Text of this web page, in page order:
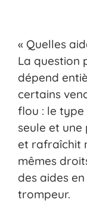
« Quelles
La question
dépend
certains
flou : le type
seule et
et rafraîchit
mêmes
des aides
trompeur.